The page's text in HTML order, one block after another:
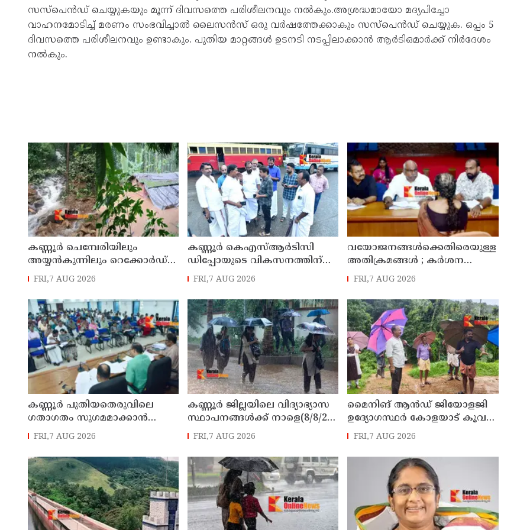
സസ്പെൻഡ് ചെയ്യുകയും മൂന്ന് ദിവസത്തെ പരിശീലനവും നല്‍കും.അശ്രദ്ധമായോ മദ്യപിച്ചോ
വാഹനമോടിച്ച് മരണം സംഭവിച്ചാല്‍ ലൈസന്‍സ് ഒരു വര്‍ഷത്തേക്കാകും സസ്പെൻഡ് ചെയ്യുക. ഒപ്പം 5
ദിവസത്തെ പരിശീലനവും ഉണ്ടാകും. പുതിയ മാറ്റങ്ങള്‍ ഉടനടി നടപ്പിലാക്കാന്‍ ആര്‍ടിഒമാര്‍ക്ക് നിര്‍ദേശം
നല്‍കും.
കണ്ണൂർ ചെമ്പേരിയിലും
അയ്യൻകുന്നിലും റെക്കോർഡ്
മഴ ; ഉദയഗിരിയിൽ നേരിയ
ക്യാമ്പിലേക്ക് മാറ്റി
FRI,7 AUG 2026
കണ്ണൂർ കെഎസ്ആർടിസി
ഡിപ്പോയുടെ വികസനത്തിന്
മാസ്റ്റർ പ്ലാൻ തയ്യാറാക്കി
എം എൽ എ
FRI,7 AUG 2026
വയോജനങ്ങൾക്കെതിരെയുള്ള
അതിക്രമങ്ങൾ ; കർശന
നടപടി സ്വീകരിക്കുമെന്ന്
FRI,7 AUG 2026
കണ്ണൂർ പുതിയതെരുവിലെ
ഗതാഗതം സുഗമമാക്കാന്‍
നടപടികള്‍ സ്വീകരിക്കും
FRI,7 AUG 2026
കണ്ണൂർ ജില്ലയിലെ വിദ്യാഭ്യാസ
സ്ഥാപനങ്ങള്‍ക്ക് നാളെ(8/8/26)
അവധി പ്രഖ്യാപിച്ചു
FRI,7 AUG 2026
മൈനിങ് ആൻഡ്​ ജിയോളജി
ഉദ്യോഗസ്ഥർ കോളയാട് കൂവ
ഉന്നതി സന്ദർശിച്ചു
FRI,7 AUG 2026